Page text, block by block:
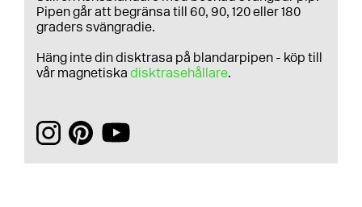
Pipen går att begränsa till 60, 90, 120 eller 180
graders svängradie.
Häng inte din disktrasa på blandarpipen - köp till
vår magnetiska disktrasehållare.